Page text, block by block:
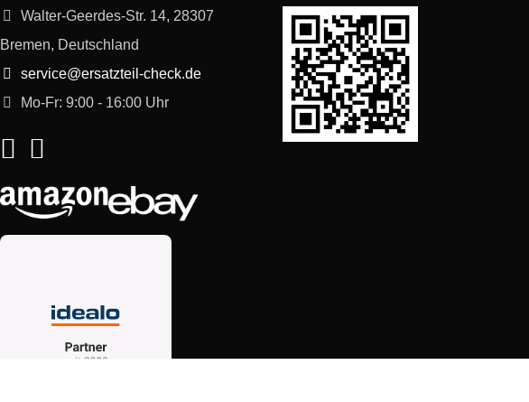
Walter-Geerdes-Str. 14, 28307
Bremen, Deutschland
service@ersatzteil-check.de
Mo-Fr: 9:00 - 16:00 Uhr